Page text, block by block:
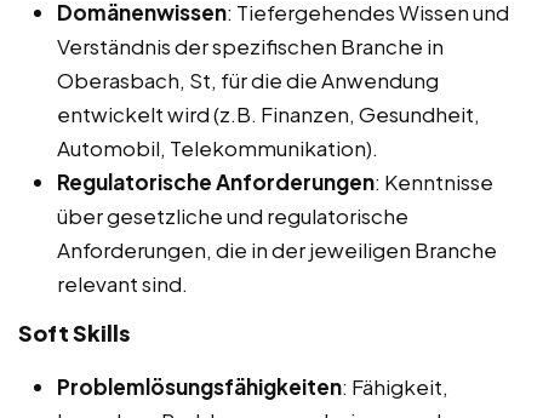
Domänenwissen: Tiefergehendes Wissen und
Verständnis der spezifischen Branche in
Oberasbach, St, für die die Anwendung
entwickelt wird (z.B. Finanzen, Gesundheit,
Automobil, Telekommunikation).
Regulatorische Anforderungen: Kenntnisse
über gesetzliche und regulatorische
Anforderungen, die in der jeweiligen Branche
relevant sind.
Soft Skills
Problemlösungsfähigkeiten: Fähigkeit,